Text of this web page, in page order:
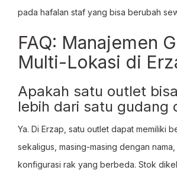
pada hafalan staf yang bisa berubah
FAQ: Manajemen
Multi-Lokasi di
Apakah satu outlet
lebih dari satu gudang
Ya. Di Erzap, satu outlet dapat memiliki
sekaligus, masing-masing dengan
konfigurasi rak yang berbeda. Stok